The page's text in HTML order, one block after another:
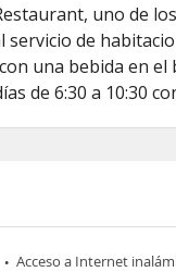
uno de
servicio de
una bebida en
de 6:30 a 10:30
Acceso a Internet